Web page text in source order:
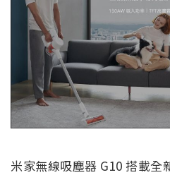
米家無線吸塵器 G10 搭載全